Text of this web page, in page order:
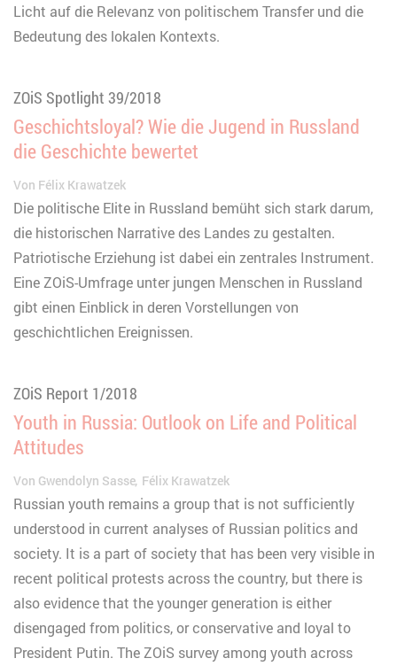
Licht auf die Relevanz von politischem Transfer und die
Bedeutung des lokalen Kontexts.
ZOiS Spotlight 39/2018
Geschichtsloyal? Wie die Jugend in Russland
die Geschichte bewertet
Von Félix Krawatzek
Die politische Elite in Russland bemüht sich stark darum,
die historischen Narrative des Landes zu gestalten.
Patriotische Erziehung ist dabei ein zentrales Instrument.
Eine ZOiS-Umfrage unter jungen Menschen in Russland
gibt einen Einblick in deren Vorstellungen von
geschichtlichen Ereignissen.
ZOiS Report 1/2018
Youth in Russia: Outlook on Life and Political
Attitudes
Von Gwendolyn Sasse Félix Krawatzek
Russian youth remains a group that is not sufficiently
understood in current analyses of Russian politics and
society. It is a part of society that has been very visible in
recent political protests across the country, but there is
also evidence that the younger generation is either
disengaged from politics, or conservative and loyal to
President Putin. The ZOiS survey among youth across